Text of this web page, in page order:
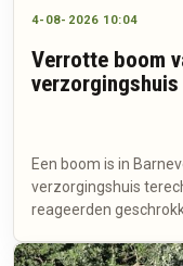
4-08-2026 10:04
Verrotte boom
verzorgingshuis
Een boom is in
verzorgingshuis
reageerden